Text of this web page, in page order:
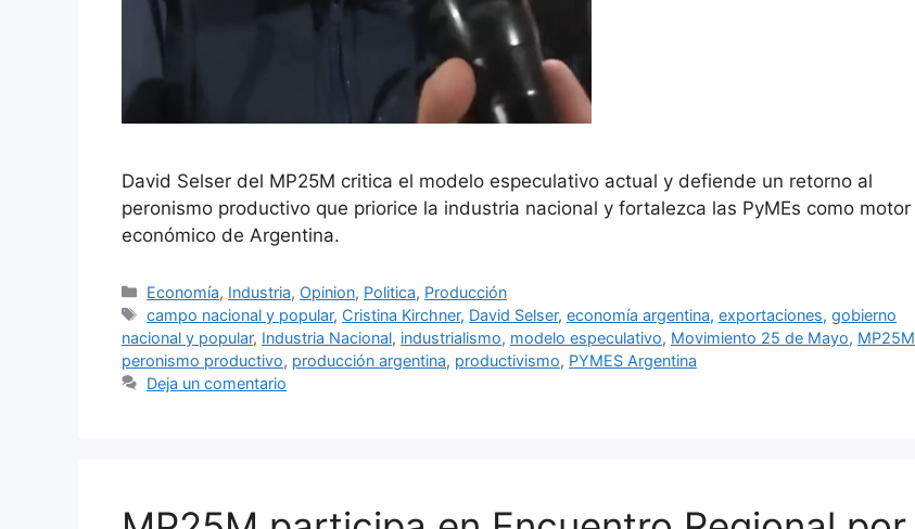
David Selser del MP25M critica el modelo especulativo actual y defiende un retorno al
peronismo productivo que priorice la industria nacional y fortalezca las PyMEs como motor
económico de Argentina.
Economía, Industria, Opinion, Politica, Producción
campo nacional y popular, Cristina Kirchner, David Selser,economía argentina,exportaciones,gobierno
nacional y popular, Industria Nacional, industrialismo, modelo especulativo, Movimiento 25 de Mayo, MP25M
peronismo productivo, producción argentina, productivismo, PYMES Argentina
Deja un comentario